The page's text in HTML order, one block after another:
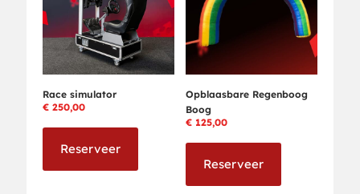
Race simulator
€ 250,00
Reserveer
Opblaasbare Regenboog
Boog
€125,00
Reserveer